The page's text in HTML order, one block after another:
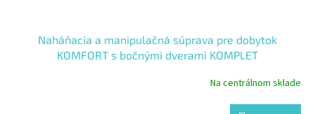
Naháňacia a manipulačná súprava pre dobytok
KOMFORT s bočnými dverami KOMPLET
Na centrálnom sklade